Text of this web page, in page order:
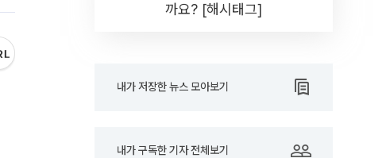
까요? [해시태그]
내가 저장한 뉴스 모아보기
내가 구독한 기자 전체보기